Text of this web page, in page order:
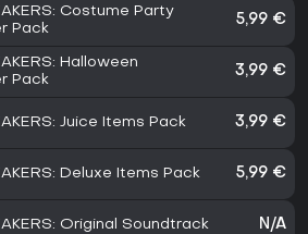
Costume Party
Pack
5,99 €
Halloween
Pack
3,99 €
Juice Items Pack 3,99 €
Deluxe Items Pack 5,99 €
Original Soundtrack N/A